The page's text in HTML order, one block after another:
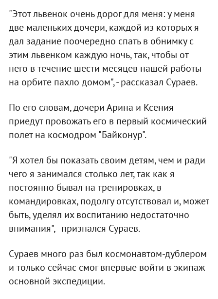
"Этот львенок очень дорог для меня: у меня
две маленьких дочери, каждой из которых я
дал задание поочередно спать в обнимку с
этим львенком каждую ночь, так, чтобы от
него в течение шести месяцев нашей работы
на орбите пахло домом", - рассказал Сураев.
По его словам, дочери Арина и Ксения
приедут провожать его в первый космический
полет на космодром "Байконур".
"Я хотел бы показать своим детям, чем и ради
чего я занимался столько лет, так как я
постоянно бывал на тренировках, в
командировках, подолгу отсутствовал и, может
быть, уделял их воспитанию недостаточно
внимания", - признался Сураев.
Сураев много раз был космонавтом-дублером
и только сейчас смог впервые войти в экипаж
основной экспедиции.